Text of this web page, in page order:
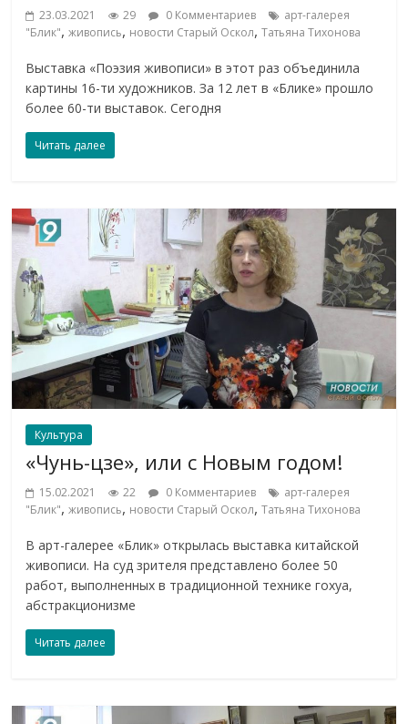
23.03.2021 29 0 Комментариев
арт-галерея
"Блик",живопись, новости Старый Оскол,Татьяна Тихонова
Выставка «Поэзия живописи» в этот раз объединила
картины 16-ти художников. За 12 лет в «Блике» прошло
более 60-ти выставок. Сегодня
Читать далее
Культура
«Чунь-цзе», или с Новым годом!
15.02.2021 22 0 Комментариев
арт-галерея
"Блик",живопись, новости Старый Оскол,Татьяна Тихонова
В арт-галерее «Блик» открылась выставка китайской
живописи. На суд зрителя представлено более 50
работ, выполненных в традиционной технике гохуа,
абстракционизме
Читать далее